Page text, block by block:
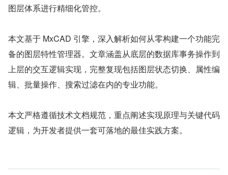
图层体系进行精细化管控。
本文基于 MxCAD 引擎，深入解析如何从零构建一个功能完
备的图层特性管理器。文章涵盖从底层的数据库事务操作到
上层的交互逻辑实现，完整复现包括图层状态切换、属性编
辑、批量操作、搜索过滤在内的专业功能。
本文严格遵循技术文档规范，重点阐述实现原理与关键代码
逻辑，为开发者提供一套可落地的最佳实践方案。